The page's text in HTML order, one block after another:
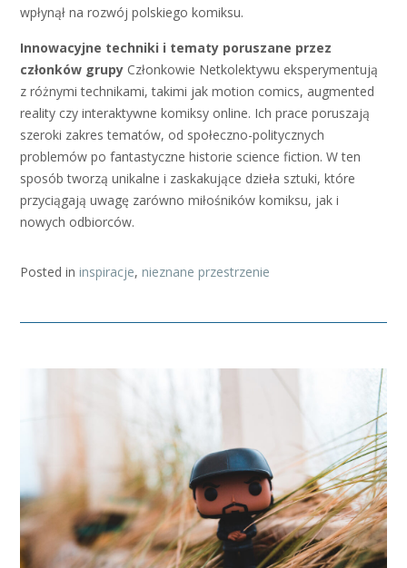
wpłynął na rozwój polskiego komiksu.
Innowacyjne techniki i tematy poruszane przez
członków grupy Członkowie Netkolektywu eksperymentują
z różnymi technikami, takimi jak motion comics, augmented
reality czy interaktywne komiksy online. Ich prace poruszają
szeroki zakres tematów, od społeczno-politycznych
problemów po fantastyczne historie science fiction. W ten
sposób tworzą unikalne i zaskakujące dzieła sztuki, które
przyciągają uwagę zarówno miłośników komiksu, jak i
nowych odbiorców.
Posted in inspiracje, nieznane przestrzenie